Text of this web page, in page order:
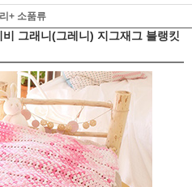
+ 소품류
그래니(그레니) 지그재그 블랭킷